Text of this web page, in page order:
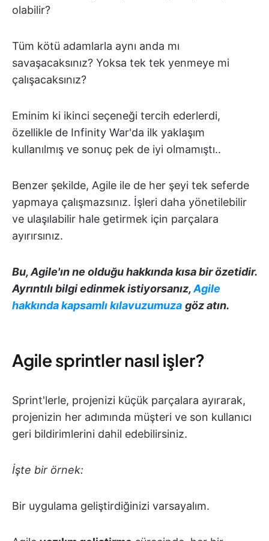
olabilir?
Tüm kötü adamlarla aynı anda mı
savaşacaksınız? Yoksa tek tek yenmeye mi
çalışacaksınız?
Eminim ki ikinci seçeneği tercih ederlerdi,
özellikle de Infinity War'da ilk yaklaşım
kullanılmış ve sonuç pek de iyi olmamıştı..
Benzer şekilde, Agile ile de her şeyi tek seferde
yapmaya çalışmazsınız. İşleri daha yönetilebilir
ve ulaşılabilir hale getirmek için parçalara
ayırırsınız.
Bu, Agile'ın ne olduğu hakkında kısa bir özetidir.
Ayrıntılı bilgi edinmek istiyorsanız,Agile
hakkında kapsamlı kılavuzumuza göz atın.
Agile sprintler nasıl işler?
Sprint'lerle, projenizi küçük parçalara ayırarak,
projenizin her adımında müşteri ve son kullanıcı
geri bildirimlerini dahil edebilirsiniz.
İşte bir örnek:
Bir uygulama geliştirdiğinizi varsayalım.